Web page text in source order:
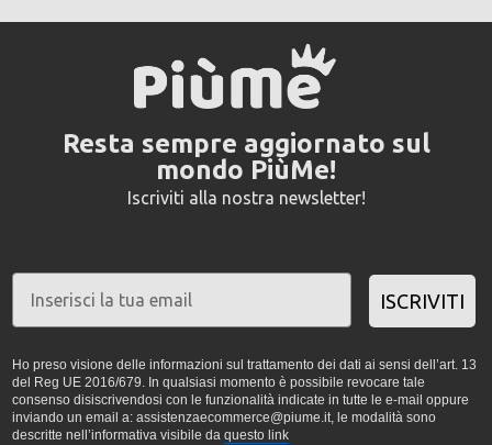
Resta sempre aggiornato sul
mondo PiùMe!
Iscriviti alla nostra newsletter!
ISCRIVITI
Ho preso visione delle informazioni sul trattamento dei dati ai sensi dell’art. 13
del Reg UE 2016/679. In qualsiasi momento è possibile revocare tale
consenso disiscrivendosi con le funzionalità indicate in tutte le e-mail oppure
inviando un email a: assistenzaecommerce@piume.it, le modalità sono
descritte nell’informativa visibile da questo link